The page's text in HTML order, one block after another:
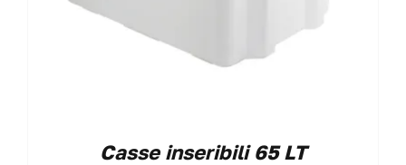
Casse inseribili 65 LT